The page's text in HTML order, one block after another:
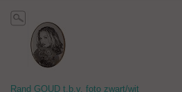
Rand GOUD t.b.v. foto zwart/wit